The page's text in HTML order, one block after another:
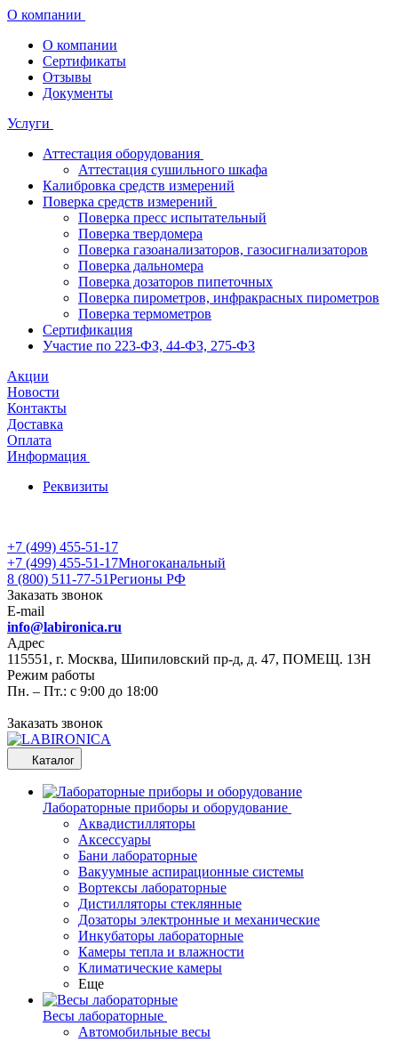
О компании
О компании
Сертификаты
Отзывы
Документы
Услуги
Аттестация оборудования
Аттестация сушильного шкафа
Калибровка средств измерений
Поверка средств измерений
Поверка пресс испытательный
Поверка твердомера
Поверка газоанализаторов, газосигнализаторов
Поверка дальномера
Поверка дозаторов пипеточных
Поверка пирометров, инфракрасных пирометров
Поверка термометров
Сертификация
Участие по 223-ФЗ, 44-ФЗ, 275-ФЗ
Акции
Новости
Контакты
Доставка
Оплата
Информация
Реквизиты
+7 (499) 455-51-17
+7 (499) 455-51-17Многоканальный
8 (800) 511-77-51Регионы РФ
Заказать звонок
E-mail
info@labironica.ru
Адрес
115551, г. Москва, Шипиловский пр-д, д. 47, ПОМЕЩ. 13Н
Режим работы
Пн. – Пт.: с 9:00 до 18:00
Заказать звонок
Каталог
Лабораторные приборы и оборудование
Аквадистилляторы
Аксессуары
Бани лабораторные
Вакуумные аспирационные системы
Вортексы лабораторные
Дистилляторы стеклянные
Дозаторы электронные и механические
Инкубаторы лабораторные
Камеры тепла и влажности
Климатические камеры
Еще
Весы лабораторные
Автомобильные весы